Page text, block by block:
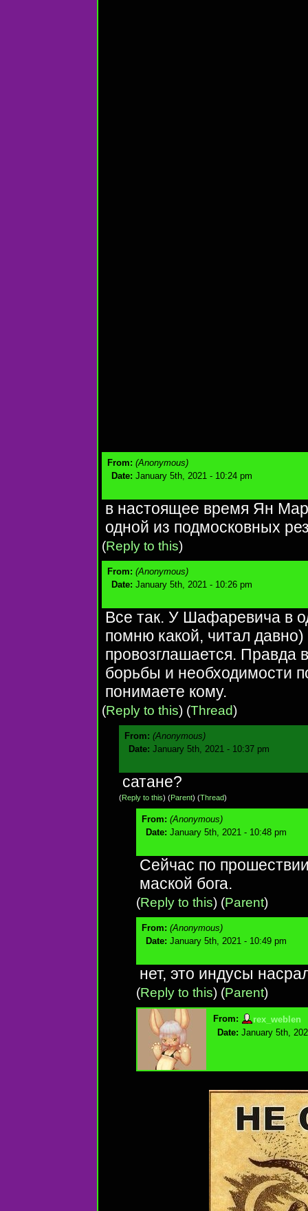
From: (Anonymous)
Date: January 5th, 2021 - 10:24 pm
в настоящее время Ян
одной из подмосковных
(Reply to this)
From: (Anonymous)
Date: January 5th, 2021 - 10:26 pm
Все так. У Шафаревича в
помню какой, читал
провозглашается. Правда
борьбы и необходимости
понимаете кому.
(Reply to this) (Thread)
From: (Anonymous)
Date: January 5th, 2021 - 10:37 pm
сатане?
(Reply to this) (Parent) (Thread)
From: (Anonymous)
Date: January 5th, 2021 - 10:48 pm
Сейчас по
маской бога.
(Reply to this) (Parent)
From: (Anonymous)
Date: January 5th, 2021 - 10:49 pm
нет, это индусы
(Reply to this) (Parent)
From:
rex_weblen
Date: January 5th,